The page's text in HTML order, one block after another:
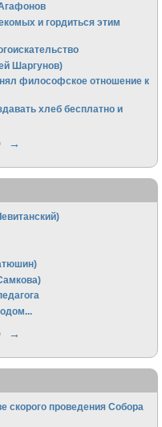
и гордиться этим
Шаргунов)
философское отношение к
хлеб бесплатно и
→
→
скорого проведения Собора